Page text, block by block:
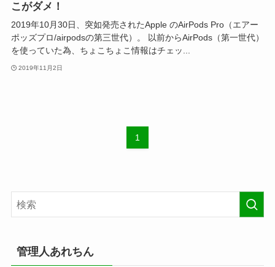
こがダメ！
2019年10月30日、突如発売されたApple のAirPods Pro（エアー
ポッズプロ/airpodsの第三世代）。 以前からAirPods（第一世代）
を使っていた為、ちょこちょこ情報はチェッ...
2019年11月2日
1
管理人あれちん